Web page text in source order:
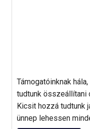
Támogatóinknak
tudtunk összeállítani
Kicsit hozzá tudtunk
ünnep lehessen